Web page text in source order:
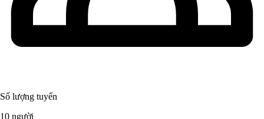
Số lượng tuyển
10 người